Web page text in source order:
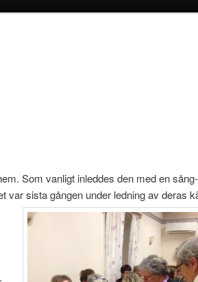
Som vanligt inleddes den med en
var sista gången under ledning av deras